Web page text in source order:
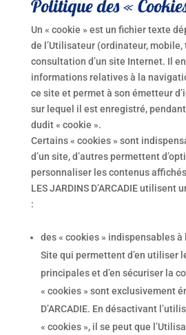
Politique des «
Un « cookie » est un fichier texte
de l’Utilisateur (ordinateur,
consultation d’un site Internet. Il
informations relatives à la
ce site et permet à son émetteur
sur lequel il est enregistré,
dudit « cookie ».
Certains « cookies » sont
d’un site, d’autres permettent
personnaliser les contenus
LES JARDINS D’ARCADIE utilisent
:
des « cookies » indispensables
Site qui permettent d’en utiliser
principales et d’en sécuriser la
« cookies » sont exclusivement
D’ARCADIE. En désactivant
« cookies », il se peut que